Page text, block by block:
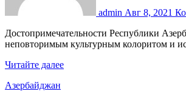
admin Авг 8, 2021
Достопримечательности Республики Азербайджан: Страна огней с нетерпением ждет гостей! Страна огней… Именно так туристы и местные жители называют Азербайджан – государство с
неповторимым культурным колоритом и
Читайте далее
Азербайджан